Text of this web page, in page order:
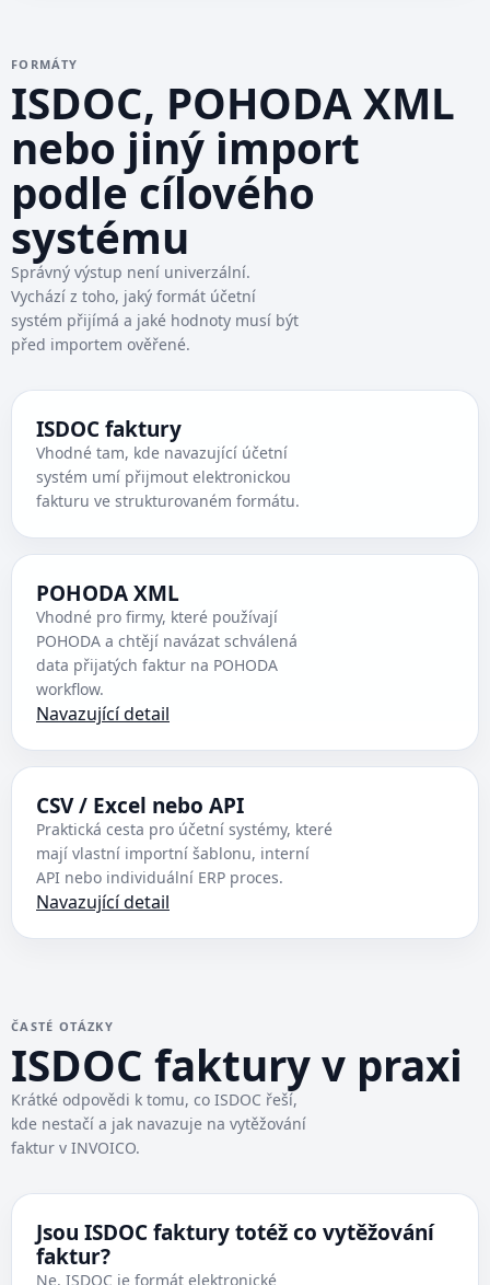
FORMÁTY
ISDOC, POHODA XML
nebo jiný import
podle cílového
systému
Správný výstup není univerzální.
Vychází z toho, jaký formát účetní
systém přijímá a jaké hodnoty musí být
před importem ověřené.
ISDOC faktury
Vhodné tam, kde navazující účetní
systém umí přijmout elektronickou
fakturu ve strukturovaném formátu.
POHODA XML
Vhodné pro firmy, které používají
POHODA a chtějí navázat schválená
data přijatých faktur na POHODA
workflow.
Navazující detail
CSV / Excel nebo API
Praktická cesta pro účetní systémy, které
mají vlastní importní šablonu, interní
API nebo individuální ERP proces.
Navazující detail
ČASTÉ OTÁZKY
ISDOC faktury v praxi
Krátké odpovědi k tomu, co ISDOC řeší,
kde nestačí a jak navazuje na vytěžování
faktur v INVOICO.
Jsou ISDOC faktury totéž co vytěžování
faktur?
Ne. ISDOC je formát elektronické